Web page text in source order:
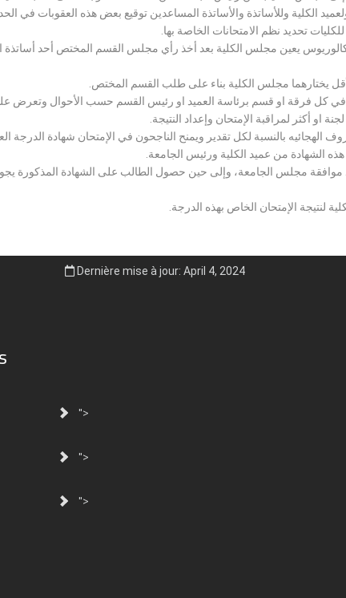
الكلية وللأساتذة والأساتذة المساعدين توقيع بعض هذه العقوبات في
للكليات تحديد نظم الامتحانات الخاصة بها.
يعين مجلس الكلية بعد أخذ رأي مجلس القسم المختص أحد أساتذة
يختارهما مجلس الكلية بناء على طلب القسم المختص.
كل فرقة او قسم برئاسة العميد او رئيس القسم حسب الأحوال وتعرض
أكثر لمراقبة الإمتحان وإعداد النتيجة.
الهجائيه بالنسبة لكل تقدير ويمنح الناجحون في الإمتحان شهادة الدرجة
الشهادة من عميد الكلية ورئيس الجامعة.
مجلس الجامعة، وإلى حين حصول الطالب على الشهادة المذكورة
لنتيجة الإمتحان الخاص بهذه الدرجة.
Dernière mise à jour: April 4, 2024
">
">
">